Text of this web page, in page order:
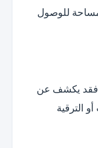
مساحة للوصول
فقد يكشف عن
الترقية